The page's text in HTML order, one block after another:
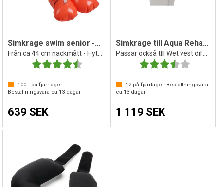
Simkrage swim senior - obs! Orange
Betyg:
4.2 utav 5 stjärnor
100+ på fjärrlager.
Beställningsvara ca. 13 dagar
639 SEK
Simkrage till Aqua Rehab Vest
Passar också tlll Wet vest difa II
Betyg:
12på fjärrlager. Beställningsvara
ca. 13dagar
1 119 SEK